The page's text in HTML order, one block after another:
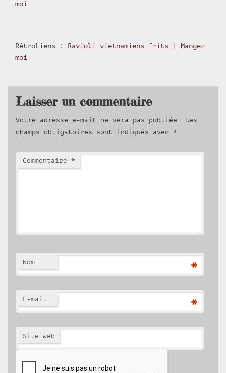
moi
Rétroliens : Ravioli vietnamiens frits | Mangez-
moi
Laisser un commentaire
Votre adresse e-mail ne sera pas publiée.
Les
champs obligatoires sont indiqués avec *
Commentaire *
Nom *
E-mail *
Site web